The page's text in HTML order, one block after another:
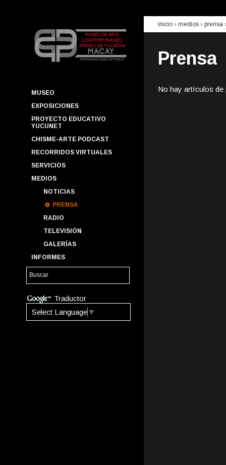
MUSEO
EXPOSICIONES
PROYECTO EDUCATIVO
YUCUNET
CHISME-ARTE PODCAST
RECORRIDOS VIRTUALES
SERVICIOS
MEDIOS
NOTICIAS
PRENSA
RADIO
TELEVISIÓN
GALERÍAS
INFORMES
Traductor
Select Language ▼
inicio › medios › prensa
Prensa
No hay artículos de